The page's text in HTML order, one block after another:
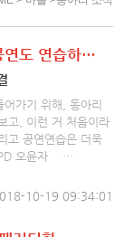
연도 연습하…
가기 위해, 동아리
고, 이런 거 처음이라
고 공연연습은 더욱
PD 오윤자 …
10-19 09:34:01